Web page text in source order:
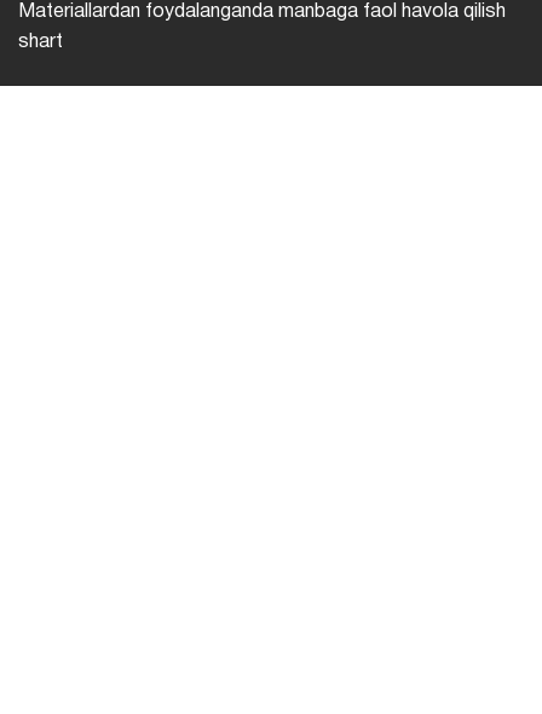
Materiallardan foydalanganda manbaga faol havola qilish
shart